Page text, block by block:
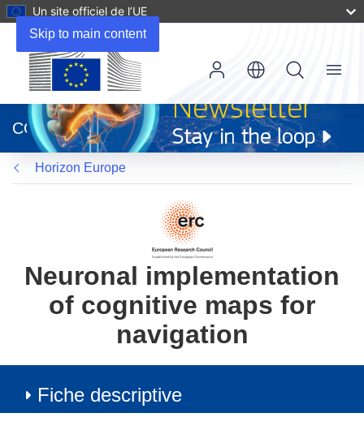
Skip to main content
Un site officiel de l’UE
dans
une
nouvelle
fenêtre)
CORDIS
Menu
Horizon Europe
Neuronal implementation
of cognitive maps for
navigation
Fiche descriptive